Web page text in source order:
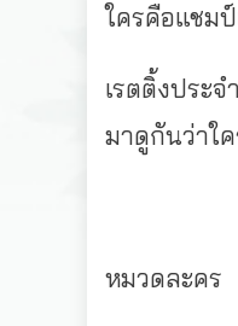
ใครคือแชม
เรตติ้งประ
มาดูกันว่าใ
หมวดละคร